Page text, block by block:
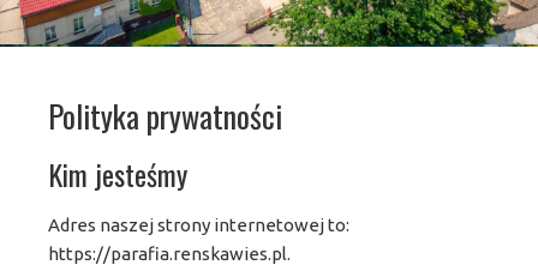
Polityka prywatności
Kim jesteśmy
Adres naszej strony internetowej to:
https://parafia.renskawies.pl.